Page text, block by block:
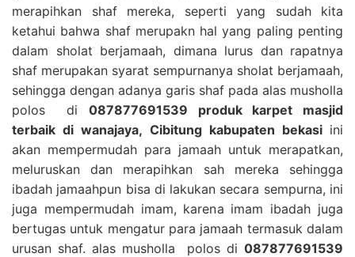
merapihkan shaf mereka, seperti yang sudah kita
ketahui bahwa shaf merupakn hal yang paling penting
dalam sholat berjamaah, dimana lurus dan rapatnya
shaf merupakan syarat sempurnanya sholat berjamaah,
sehingga dengan adanya garis shaf pada alas musholla
polos di 087877691539 produk karpet masjid
terbaik di wanajaya, Cibitung kabupaten bekasi ini
akan mempermudah para jamaah untuk merapatkan,
meluruskan dan merapihkan sah mereka sehingga
ibadah jamaahpun bisa di lakukan secara sempurna, ini
juga mempermudah imam, karena imam ibadah juga
bertugas untuk mengatur para jamaah termasuk dalam
urusan shaf. alas musholla polos di 087877691539